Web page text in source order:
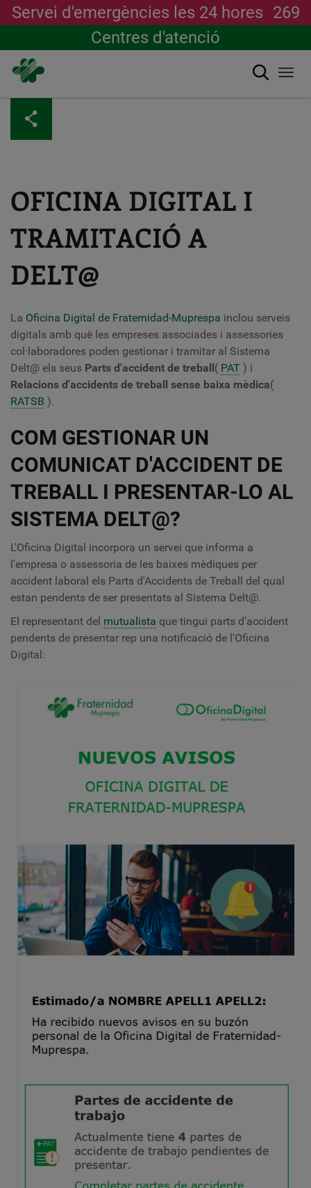
contingut
Servei d'emergències les 24 hores 269
Centres d'atenció
Cerca
OFICINA DIGITAL I
TRAMITACIÓ A
DELT@
La Oficina Digital de Fraternidad-Muprespa inclou serveis
digitals amb què les empreses associades i assessories
col·laboradores poden gestionar i tramitar al Sistema
Delt@ els seus Parts d'accident de treball( PAT ) i
Relacions d'accidents de treball sense baixa mèdica(
RATSB ).
COM GESTIONAR UN
COMUNICAT D'ACCIDENT DE
TREBALL I PRESENTAR-LO AL
SISTEMA DELT@?
L'Oficina Digital incorpora un servei que informa a
l'empresa o assessoria de les baixes mèdiques per
accident laboral els Parts d'Accidents de Treball del qual
estan pendents de ser presentats al Sistema Delt@.
El representant del mutualista que tingui parts d'accident
pendents de presentar rep una notificació de l'Oficina
Digital: